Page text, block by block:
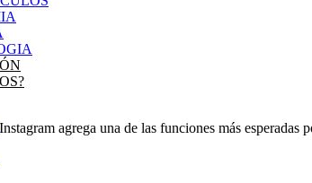
Instagram agrega una de las funciones más esperadas